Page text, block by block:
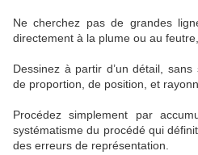
Ne cherchez pas de grandes
directement à la plume ou au
Dessinez à partir d’un détail,
de proportion, de position, et
Procédez simplement par
systématisme du procédé qui
des erreurs de représentation.